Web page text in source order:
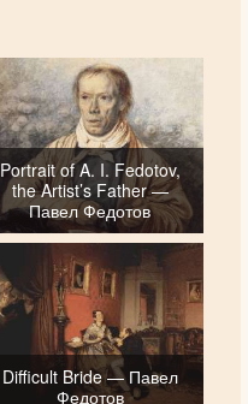
Portrait of A. I. Fedotov,
the Artist’s Father —
Павел Федотов
Difficult Bride — Павел
Федотов